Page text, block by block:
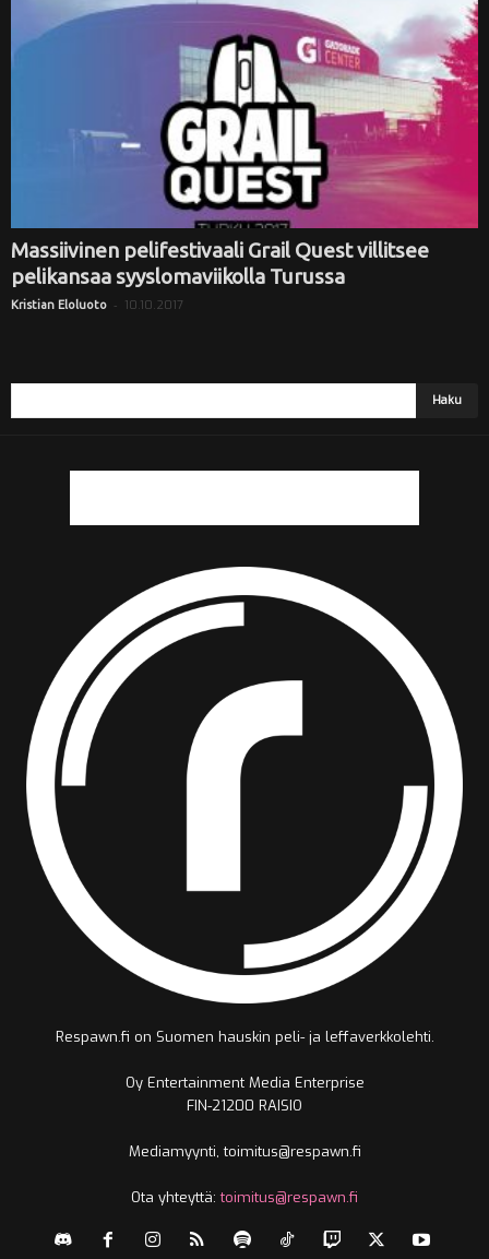
Massiivinen pelifestivaali Grail Quest villitsee
pelikansaa syyslomaviikolla Turussa
Kristian Eloluoto - 10.10.2017
Respawn.fi on Suomen hauskin peli- ja leffaverkkolehti.
Oy Entertainment Media Enterprise
FIN-21200 RAISIO
Mediamyynti, toimitus@respawn.fi
Ota yhteyttä:toimitus@respawn.fi